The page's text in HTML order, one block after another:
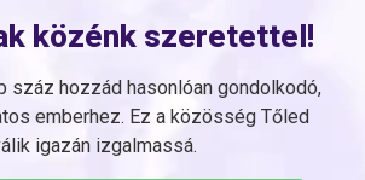
közénk szeretettel!
száz hozzád hasonlóan gondolkodó,
emberhez. Ez a közösség Tőled
igazán izgalmassá.